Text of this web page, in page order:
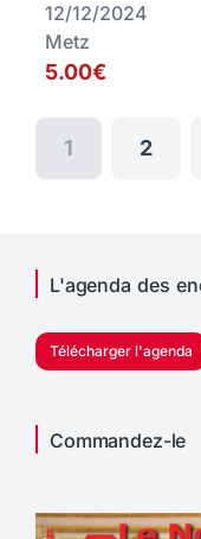
12/12/2024
Metz
5.00€
1 2
L'agenda des
Télécharger l'agenda
Commandez-